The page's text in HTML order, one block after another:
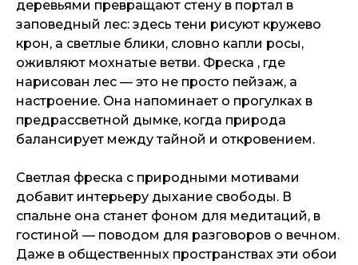
деревьями превращают стену в портал в
заповедный лес: здесь тени рисуют кружево
крон, а светлые блики, словно капли росы,
оживляют мохнатые ветви. Фреска , где
нарисован лес — это не просто пейзаж, а
настроение. Она напоминает о прогулках в
предрассветной дымке, когда природа
балансирует между тайной и откровением.
Светлая фреска с природными мотивами
добавит интерьеру дыхание свободы. В
спальне она станет фоном для медитаций, в
гостиной — поводом для разговоров о вечном.
Даже в общественных пространствах эти обои